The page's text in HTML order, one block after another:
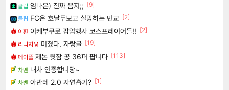
클립 임나은) 진짜 음지;; [9]
클립 FC온 호날두보고 실망하는 민교 [2]
이환 이케부쿠로 팝업행사 코스프레이어들!! [2]
리니지M 미쳤다. 자랑글 [19]
메이플 제논 윗잠 공 36퍼 팝니다 [113]
차벤 내차 인증합니당~
차벤 아반테 2.0 자연흡기? [1]